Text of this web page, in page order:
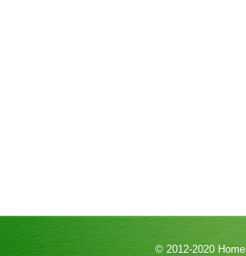
© 2012-2020